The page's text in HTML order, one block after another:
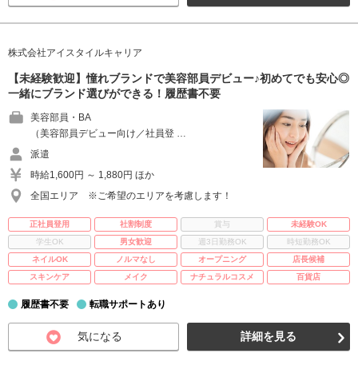
株式会社アイスタイルキャリア
【未経験歓迎】憧れブランドで美容部員デビュー♪初めてでも安心◎
一緒にブランド選びができる！履歴書不要
美容部員・BA
（美容部員デビュー向け／社員登 …
派遣
時給1,600円 ～ 1,880円 ほか
全国エリア ※ご希望のエリアを考慮します！
正社員登用 社割制度 賞与
未経験OK
学生OK
男女歓迎 週3日勤務OK
時短勤務OK
ネイルOK
ノルマなし オープニング
店長候補
スキンケア
メイク ナチュラルコスメ 百貨店
履歴書不要 転職サポートあり
気になる 詳細を見る